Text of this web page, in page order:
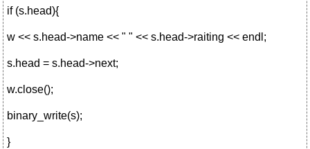
if (s.head){
w << s.head->name << " " << s.head->raiting << endl;
s.head = s.head->next;
w.close();
binary_write(s);
}